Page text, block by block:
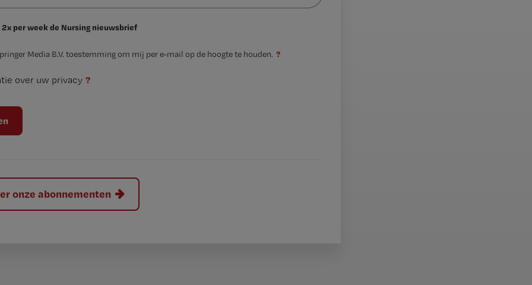
2x per week de Nursing nieuwsbrief
Media B.V. toestemming om mij per e-mail op de hoogte te houden. ?
over uw privacy ?
onze abonnementen